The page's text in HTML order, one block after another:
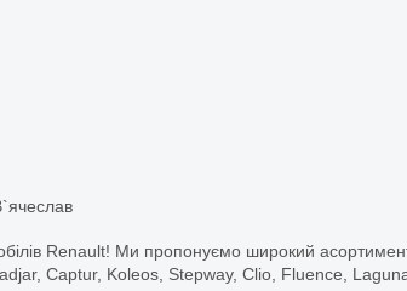
Renault! Ми пропонуємо широкий
Captur, Koleos, Stepway, Clio, Fluence,